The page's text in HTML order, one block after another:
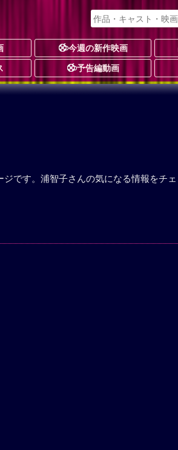
今週の新作映画
予告編動画
です。浦智子さんの気になる情報をチェ